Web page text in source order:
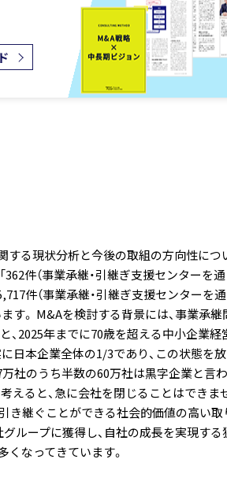
する現状分析と今後の取組の方向性につ
件（事業承継・引継ぎ支援センターを
件（事業承継・引継ぎ支援センターを
す。 M&Aを検討する背景には、事業承継
、2025年までに70歳を超える中小企業経
日本企業全体の1/3であり、この状態を
社のうち半数の60万社は黒字企業と言
えると、急に会社を閉じることはできま
き継ぐことができる社会的価値の高い取
ループに獲得し、自社の成長を実現する
くなってきています。